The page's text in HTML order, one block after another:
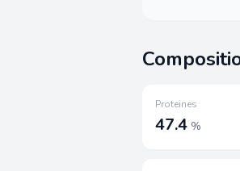
Proteines
47.4 %